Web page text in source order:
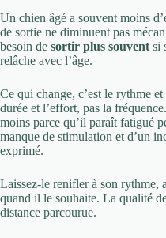
Un chien âgé a souvent moins
de sortie ne diminuent pas
besoin de sortir plus souvent si
relâche avec l’âge.
Ce qui change, c’est le rythme
durée et l’effort, pas la
moins parce qu’il paraît fatigué
manque de stimulation et d’un
exprimé.
Laissez-le renifler à son rythme,
quand il le souhaite. La qualité
distance parcourue.